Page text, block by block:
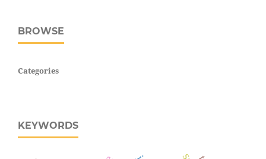
BROWSE
Categories
KEYWORDS